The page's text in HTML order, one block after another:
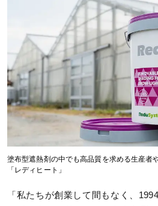
塗布型遮熱剤の中でも高品質を求める生産者
「レディヒート」
「私たちが創業して間もなく、